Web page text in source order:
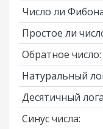
Число ли
Простое ли
Обратное число:
Натуральный
Десятичный
Синус числа: